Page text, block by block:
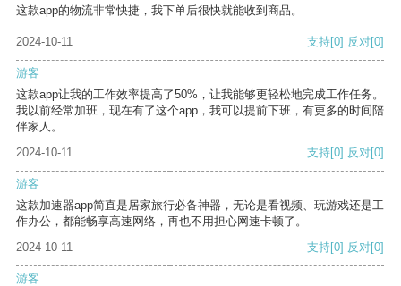
这款app的物流非常快捷，我下单后很快就能收到商品。
2024-10-11 支持[0] 反对[0]
游客
这款app让我的工作效率提高了50%，让我能够更轻松地完成工作任务。
我以前经常加班，现在有了这个app，我可以提前下班，有更多的时间陪
伴家人。
2024-10-11
支持[0] 反对[0]
游客
这款加速器app简直是居家旅行必备神器，无论是看视频、玩游戏还是工
作办公，都能畅享高速网络，再也不用担心网速卡顿了。
2024-10-11
支持[0] 反对[0]
游客